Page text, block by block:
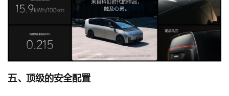
五、顶级的安全配置